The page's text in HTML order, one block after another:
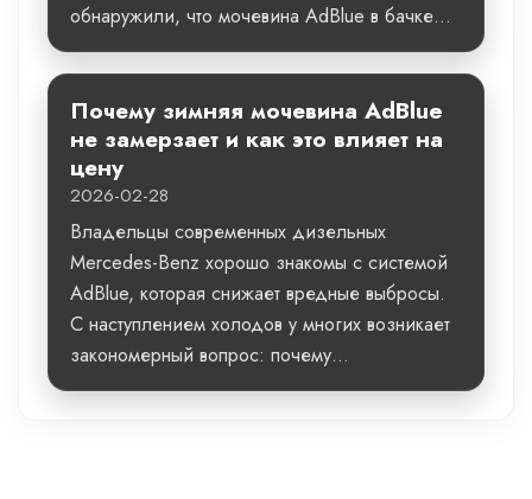
обнаружили, что мочевина AdBlue в бачке...
Почему зимняя мочевина AdBlue
не замерзает и как это влияет на
цену
2026-02-28
Владельцы современных дизельных
Mercedes-Benz хорошо знакомы с системой
AdBlue, которая снижает вредные выбросы.
С наступлением холодов у многих возникает
закономерный вопрос: почему...